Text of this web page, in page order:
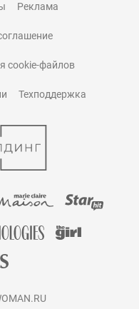
Реклама
cookie-файлов
Техподдержка